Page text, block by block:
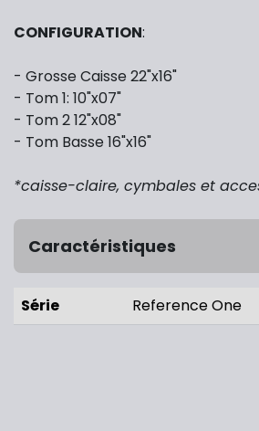
CONFIGURATION:
- Grosse Caisse 22"x16"
- Tom 1: 10"x07"
- Tom 2 12"x08"
- Tom Basse 16"x16"
*caisse-claire, cymbales et
Caractéristiques
Série Reference One